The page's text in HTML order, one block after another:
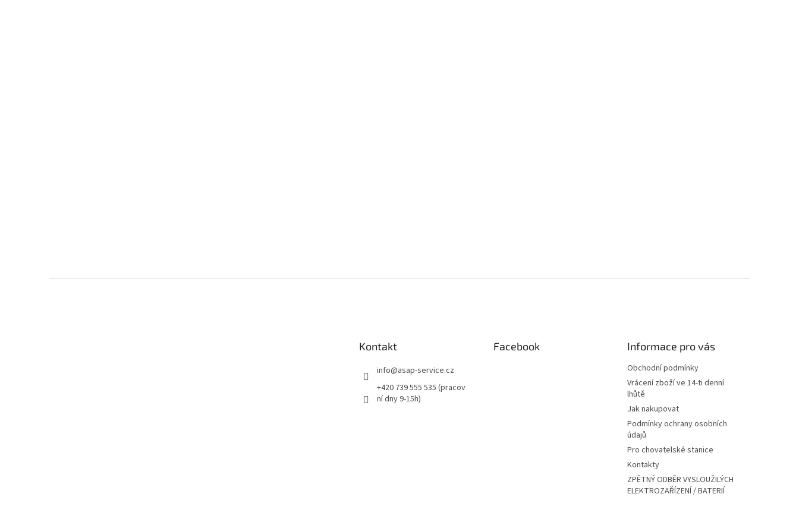
Kontakt
info@asap-service.cz
+420 739 555 535 (pracov
ní dny 9-15h)
Facebook Informace pro vás
Obchodní podmínky
Vrácení zboží ve 14-ti denní
lhůtě
Jak nakupovat
Podmínky ochrany osobních
údajů
Pro chovatelské stanice
Kontakty
ZPĚTNÝ ODBĚR VYSLOUŽILÝCH
ELEKTROZAŘÍZENÍ / BATERIÍ